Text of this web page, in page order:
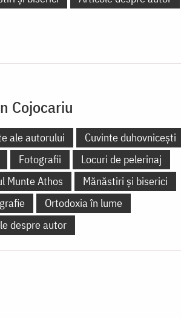
Cojocariu
ale autorului Cuvinte duhovnicești
Fotografii
Locuri de pelerinaj
Munte Athos
Mănăstiri și biserici
Ortodoxia în lume
despre autor